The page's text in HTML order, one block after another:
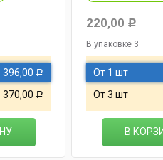
396,00 Р
370,00 Р
220,00 Р
В упаковке 3
От 1 шт
От 3 шт
В